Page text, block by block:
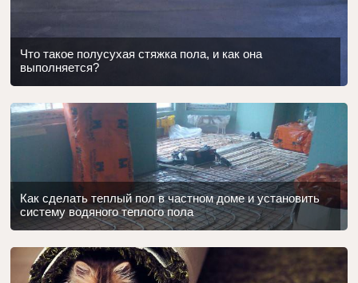
Что такое полусухая стяжка пола, и как она
выполняется?
Как сделать теплый пол в частном доме и установить
систему водяного теплого пола